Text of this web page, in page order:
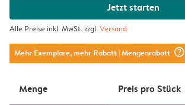
Jetzt starten
Alle Preise inkl. MwSt. zzgl.Versand
Mehr Exemplare, mehr Rabatt| Mengenrabatt question_mark_circle
Menge Preis pro Stück